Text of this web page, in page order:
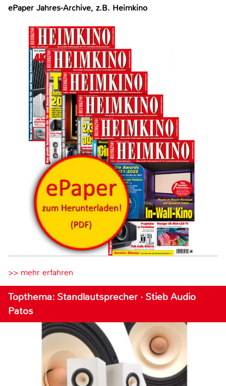
ePaper Jahres-Archive, z.B. Heimkino
>> mehr erfahren
Topthema: Standlautsprecher · Stieb Audio
Patos